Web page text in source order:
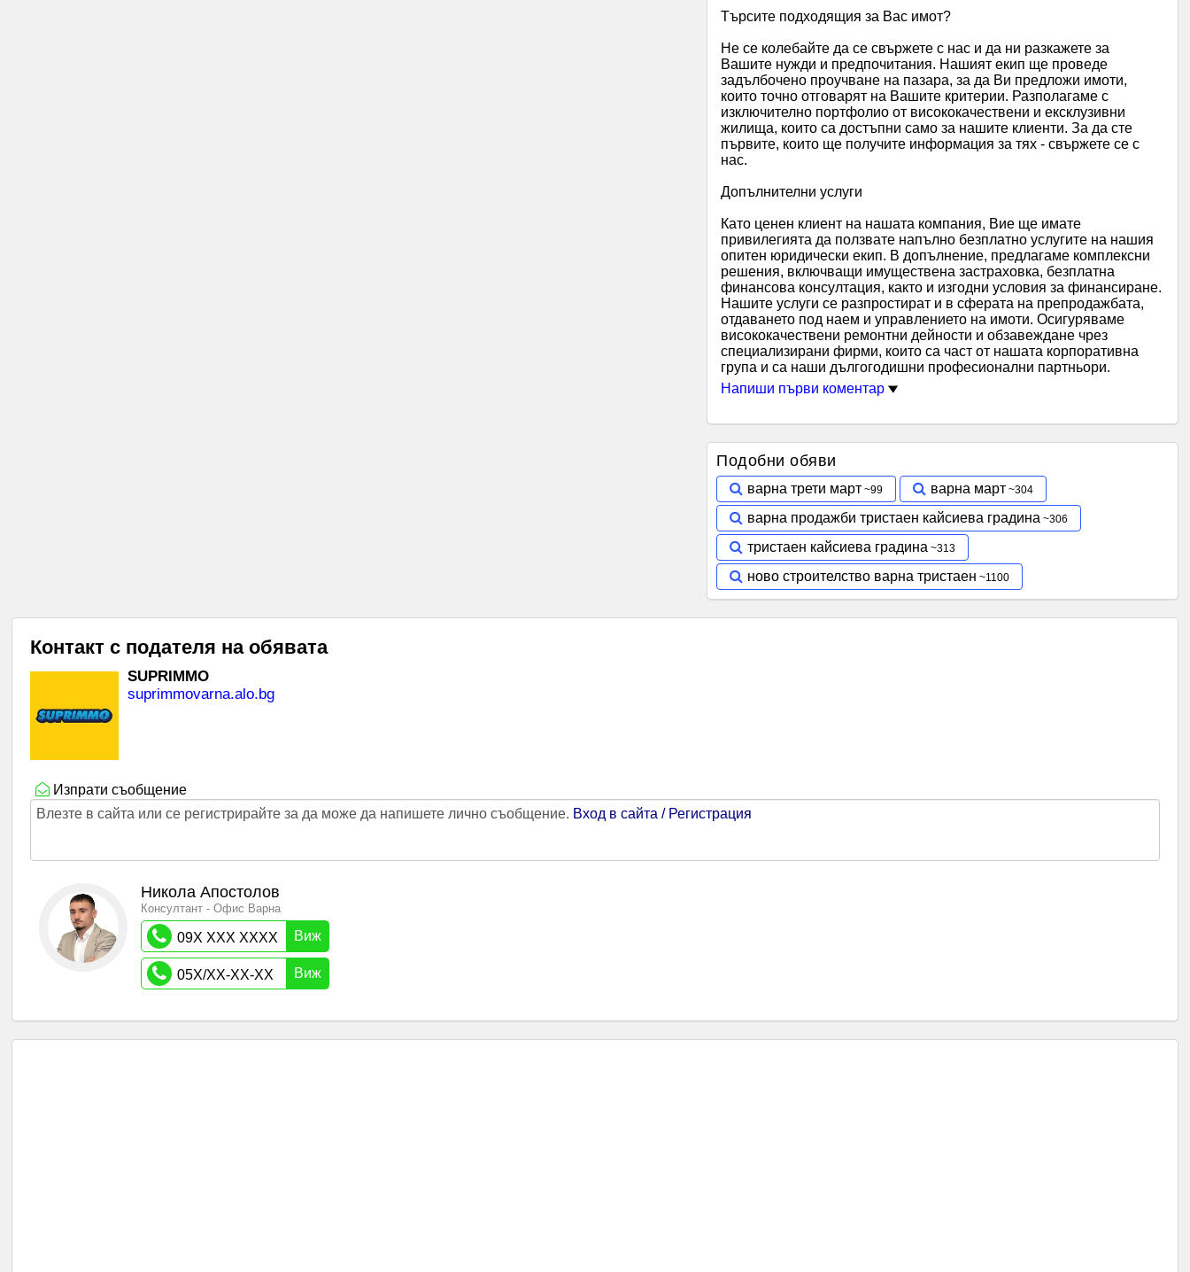
Търсите подходящия за Вас имот?
Не се колебайте да се свържете с нас и да ни разкажете за
Вашите нужди и предпочитания. Нашият екип ще проведе
задълбочено проучване на пазара, за да Ви предложи имоти,
които точно отговарят на Вашите критерии. Разполагаме с
изключително портфолио от висококачествени и ексклузивни
жилища, които са достъпни само за нашите клиенти. За да сте
първите, които ще получите информация за тях - свържете се с
нас.
Допълнителни услуги
Като ценен клиент на нашата компания, Вие ще имате
привилегията да ползвате напълно безплатно услугите на нашия
опитен юридически екип. В допълнение, предлагаме комплексни
решения, включващи имуществена застраховка, безплатна
финансова консултация, както и изгодни условия за финансиране.
Нашите услуги се разпростират и в сферата на препродажбата,
отдаването под наем и управлението на имоти. Осигуряваме
висококачествени ремонтни дейности и обзавеждане чрез
специализирани фирми, които са част от нашата корпоративна
група и са наши дългогодишни професионални партньори.
Напиши първи коментар
Подобни обяви
варна трети март
варна март
варна продажби тристаен кайсиева градина
тристаен кайсиева градина
ново строителство варна тристаен
Контакт с подателя на обявата
SUPRIMMO
suprimmovarna.alo.bg
Изпрати съобщение
Влезте в сайта или се регистрирайте за да може да напишете лично съобщение. Вход в сайта / Регистрация
Никола Апостолов
Консултант - Офис Варна
09X XXX XXXX Виж
05X/XX-XX-XX Виж